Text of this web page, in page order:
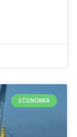
ECONOMIA